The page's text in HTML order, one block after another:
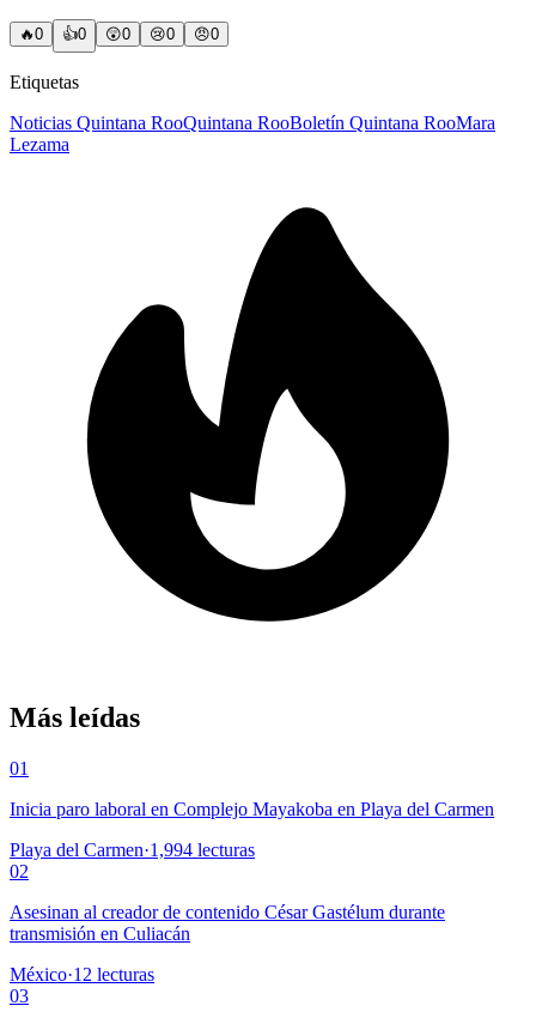
🔥0 👍0 😲0 😢0 😠0
Etiquetas
Noticias Quintana RooQuintana RooBoletín Quintana RooMara
Lezama
Más leídas
01
Inicia paro laboral en Complejo Mayakoba en Playa del Carmen
Playa del Carmen·1,994 lecturas
02
Asesinan al creador de contenido César Gastélum durante
transmisión en Culiacán
México·12 lecturas
03